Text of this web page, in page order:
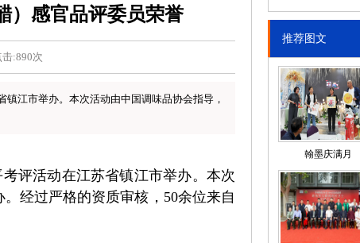
）感官品评委员荣誉
:890次
江市举办。本次活动由中国调味品协会指导，
评活动在江苏省镇江市举办。本次
经过严格的资质审核，50余位来自
推荐图文
翰墨庆满月